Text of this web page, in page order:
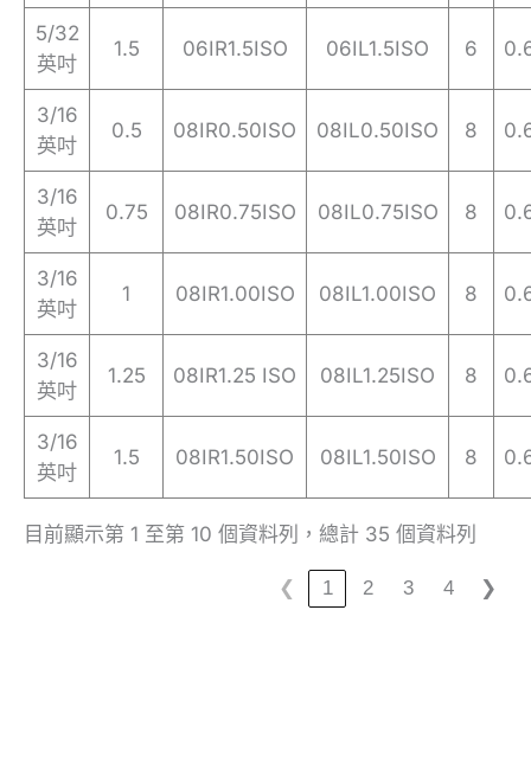
5/32
英吋
1.5 06IR1.5ISO 06IL1.5ISO 6
3/16
英吋
0.5 08IR0.50ISO 08IL0.50ISO 8
3/16
英吋
0.75 08IR0.75ISO 08IL0.75ISO 8
3/16
英吋
1 08IR1.00ISO 08IL1.00ISO 8
3/16
英吋
1.25 08IR1.25 ISO 08IL1.25ISO 8
3/16
英吋
1.5 08IR1.50ISO 08IL1.50ISO 8
目前顯示第 1 至第 10 個資料列，總計 35 個資料列
❮ 1 2 3 4 ❯